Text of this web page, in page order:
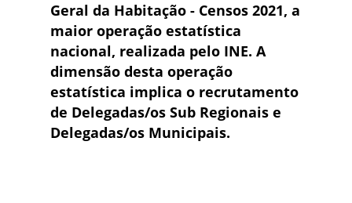
Geral da Habitação - Censos 2021, a
maior operação estatística
nacional, realizada pelo INE. A
dimensão desta operação
estatística implica o recrutamento
de Delegadas/os Sub Regionais e
Delegadas/os Municipais.